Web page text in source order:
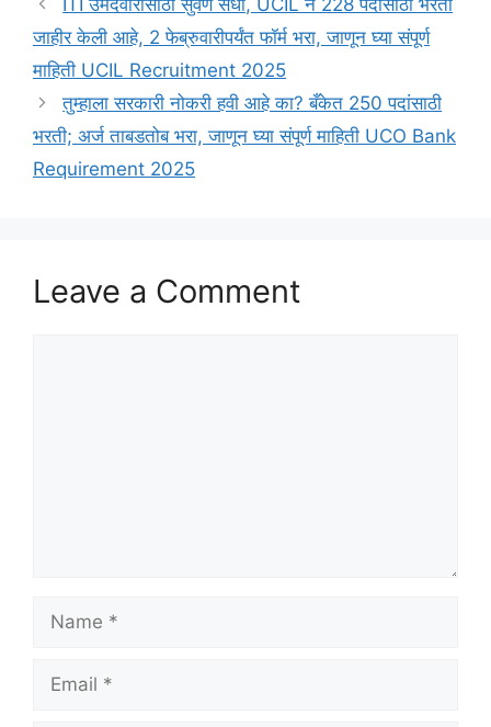
जाहीर केली आहे, 2 फेब्रुवारीपर्यंत फॉर्म भरा, जाणून घ्या संपूर्ण
माहिती UCIL Recruitment 2025
तुम्हाला सरकारी नोकरी हवी आहे का? बँकेत 250 पदांसाठी
भरती; अर्ज ताबडतोब भरा, जाणून घ्या संपूर्ण माहिती UCO Bank
Requirement 2025
Leave a Comment